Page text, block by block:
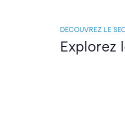
DÉCOUVREZ LE
Explorez